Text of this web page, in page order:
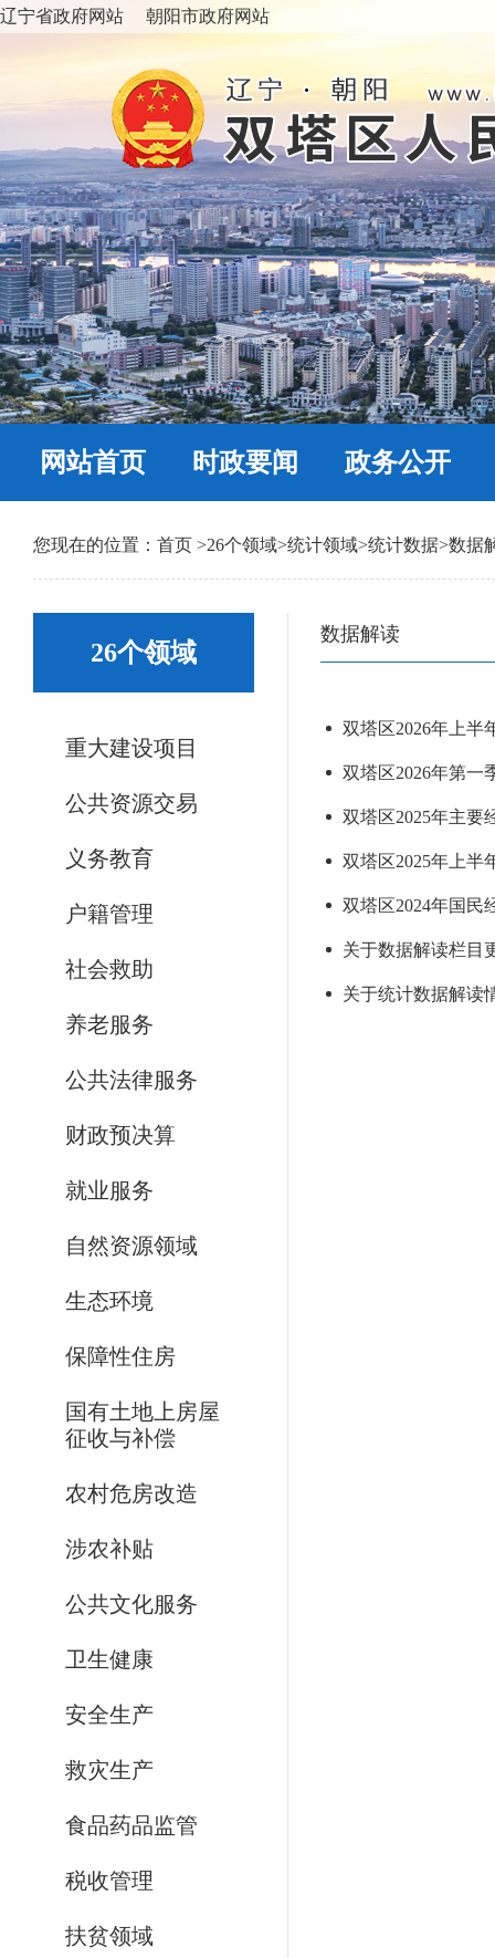
辽宁省政府网站 朝阳市政府网站
网站首页 时政要闻 政务公开
您现在的位置： 首页 >26个领域>统计领域>统计数据>数据
26个领域
重大建设项目
公共资源交易
义务教育
户籍管理
社会救助
养老服务
公共法律服务
财政预决算
就业服务
自然资源领域
生态环境
保障性住房
国有土地上房屋
征收与补偿
农村危房改造
涉农补贴
公共文化服务
卫生健康
安全生产
救灾生产
食品药品监管
税收管理
扶贫领域
数据解读
双塔区2026年上半
双塔区2026年第一
双塔区2025年主要
双塔区2025年上半
双塔区2024年国民
关于数据解读栏目
关于统计数据解读